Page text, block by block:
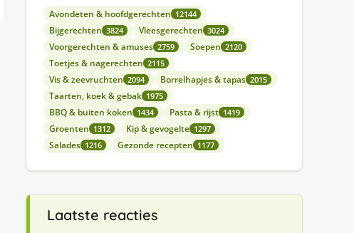
Avondeten & hoofdgerechten 12144
Bijgerechten 3824 Vleesgerechten 3024
Voorgerechten & amuses 2759 Soepen 2120
Toetjes & nagerechten 2115
Vis & zeevruchten 2094 Borrelhapjes & tapas 2015
Taarten, koek & gebak 1975
BBQ & buiten koken 1434 Pasta & rijst 1419
Groenten 1312 Kip & gevogelte 1297
Salades 1216 Gezonde recepten 1177
Laatste reacties